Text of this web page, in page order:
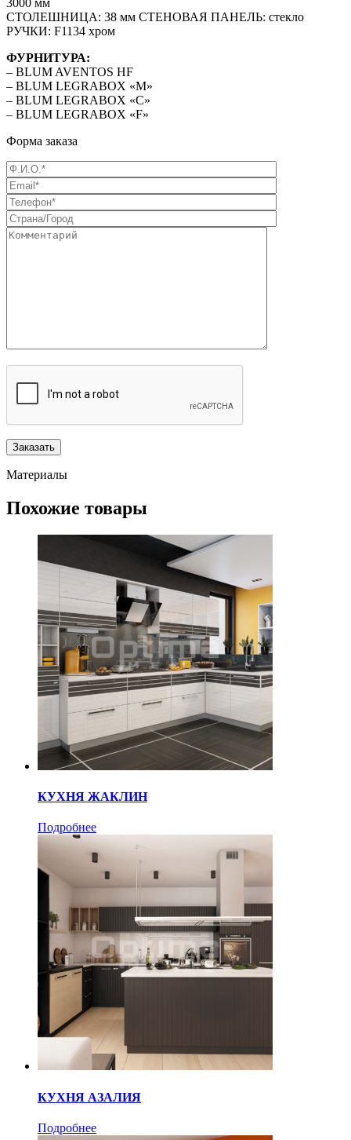
3000 мм
СТОЛЕШНИЦА: 38 мм СТЕНОВАЯ ПАНЕЛЬ: стекло
РУЧКИ: F1134 хром
ФУРНИТУРА:
– BLUM AVENTOS HF
– BLUM LEGRABOX «М»
– BLUM LEGRABOX «С»
– BLUM LEGRABOX «F»
Форма заказа
Материалы
Похожие товары
КУХНЯ ЖАКЛИН
Подробнее
КУХНЯ АЗАЛИЯ
Подробнее